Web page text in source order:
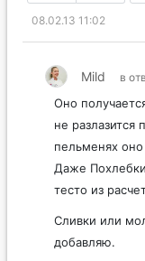
08.02.13 11:02
Mild в
Оно
не разлазится
пельменях
Даже
тесто из
Сливки или
добавляю.